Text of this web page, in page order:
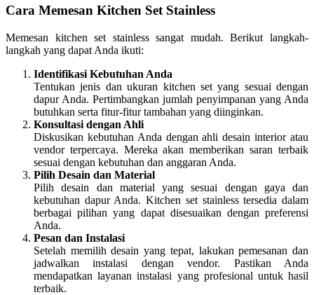
Cara Memesan Kitchen Set Stainless
Memesan kitchen set stainless sangat mudah. Berikut langkah-
langkah yang dapat Anda ikuti:
Identifikasi Kebutuhan Anda
Tentukan jenis dan ukuran kitchen set yang sesuai dengan
dapur Anda. Pertimbangkan jumlah penyimpanan yang Anda
butuhkan serta fitur-fitur tambahan yang diinginkan.
Konsultasi dengan Ahli
Diskusikan kebutuhan Anda dengan ahli desain interior atau
vendor terpercaya. Mereka akan memberikan saran terbaik
sesuai dengan kebutuhan dan anggaran Anda.
Pilih Desain dan Material
Pilih desain dan material yang sesuai dengan gaya dan
kebutuhan dapur Anda. Kitchen set stainless tersedia dalam
berbagai pilihan yang dapat disesuaikan dengan preferensi
Anda.
Pesan dan Instalasi
Setelah memilih desain yang tepat, lakukan pemesanan dan
jadwalkan instalasi dengan vendor. Pastikan Anda
mendapatkan layanan instalasi yang profesional untuk hasil
terbaik.